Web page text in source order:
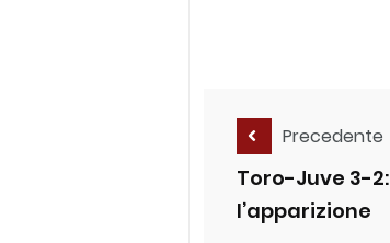
Precedente
Toro-Juve 3-2:
l’apparizione